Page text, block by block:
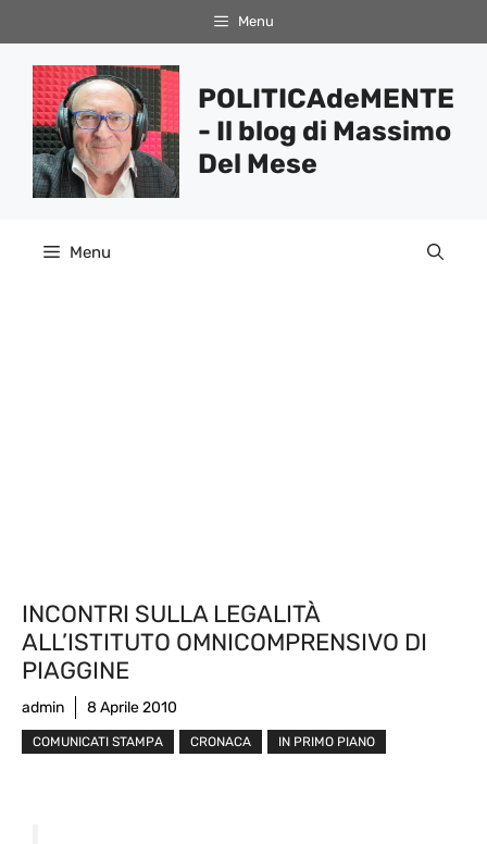
al
contenuto
Menu
POLITICAdeMENTE
- Il blog di Massimo
Del Mese
Menu
INCONTRI SULLA LEGALITÀ
ALL’ISTITUTO OMNICOMPRENSIVO DI
PIAGGINE
admin 8 Aprile 2010
COMUNICATI STAMPA CRONACA IN PRIMO PIANO